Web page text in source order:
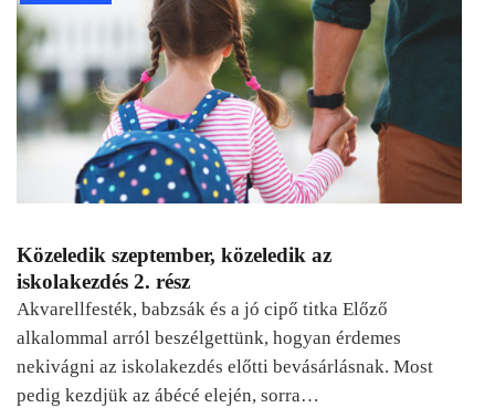
Közeledik szeptember, közeledik az
iskolakezdés 2. rész
Akvarellfesték, babzsák és a jó cipő titka Előző
alkalommal arról beszélgettünk, hogyan érdemes
nekivágni az iskolakezdés előtti bevásárlásnak. Most
pedig kezdjük az ábécé elején, sorra…